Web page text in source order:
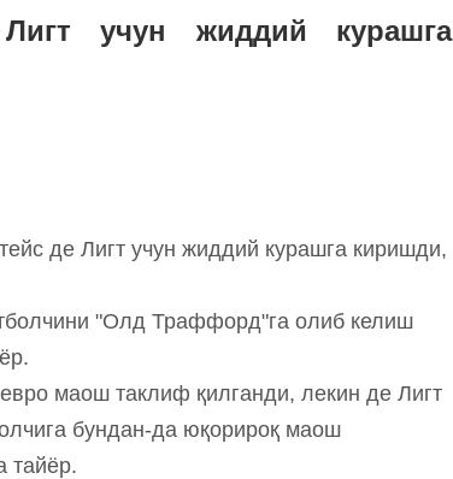
учун жиддий курашга
де Лигт учун жиддий курашга киришди,
"Олд Траффорд"га олиб келиш
маош таклиф қилганди, лекин де Лигт
бундан-да юқорироқ маош
тайёр.